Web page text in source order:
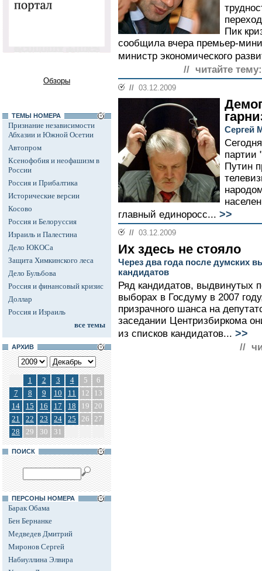
Обзоры
ТЕМЫ НОМЕРА
Признание независимости
Абхазии и Южной Осетии
Автопром
Ксенофобия и неофашизм в
России
Россия и Прибалтика
Исторические версии
Косово
Россия и Белоруссия
Израиль и Палестина
Дело ЮКОСа
Защита Химкинского леса
Дело Бульбова
Россия и финансовый кризис
Доллар
Россия и Израиль
все темы
АРХИВ
1 2 3 4 5
6
7
8 9 10 11 12
13
14
15 16 17 18 19 20
21
22 23 24 25 26 27
28
29 30 31
ПОИСК
ПЕРСОНЫ НОМЕРА
Барак Обама
Бен Бернанке
Медведев Дмитрий
Миронов Сергей
Набиуллина Элвира
Пик
сообщила вчера премьер-
министр экономического
// читайте тему:
// 03.12.2009
Сергей
партии
Путин
главный единоросс... >>
// 03.12.2009
Их здесь не стояло
Через два года после думских
кандидатов
Ряд кандидатов, выдвинутых
выборах в Госдуму в 2007
призрачного шанса на
заседании Центризбиркома
из списков кандидатов... >>
//